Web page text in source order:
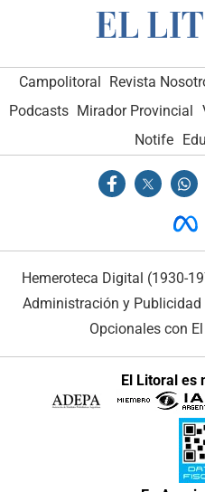
Campolitoral Revista
Podcasts Mirador Provincial
Notife
Hemeroteca Digital (1930-
Administración y Publicidad
Opcionales con
El Litoral es